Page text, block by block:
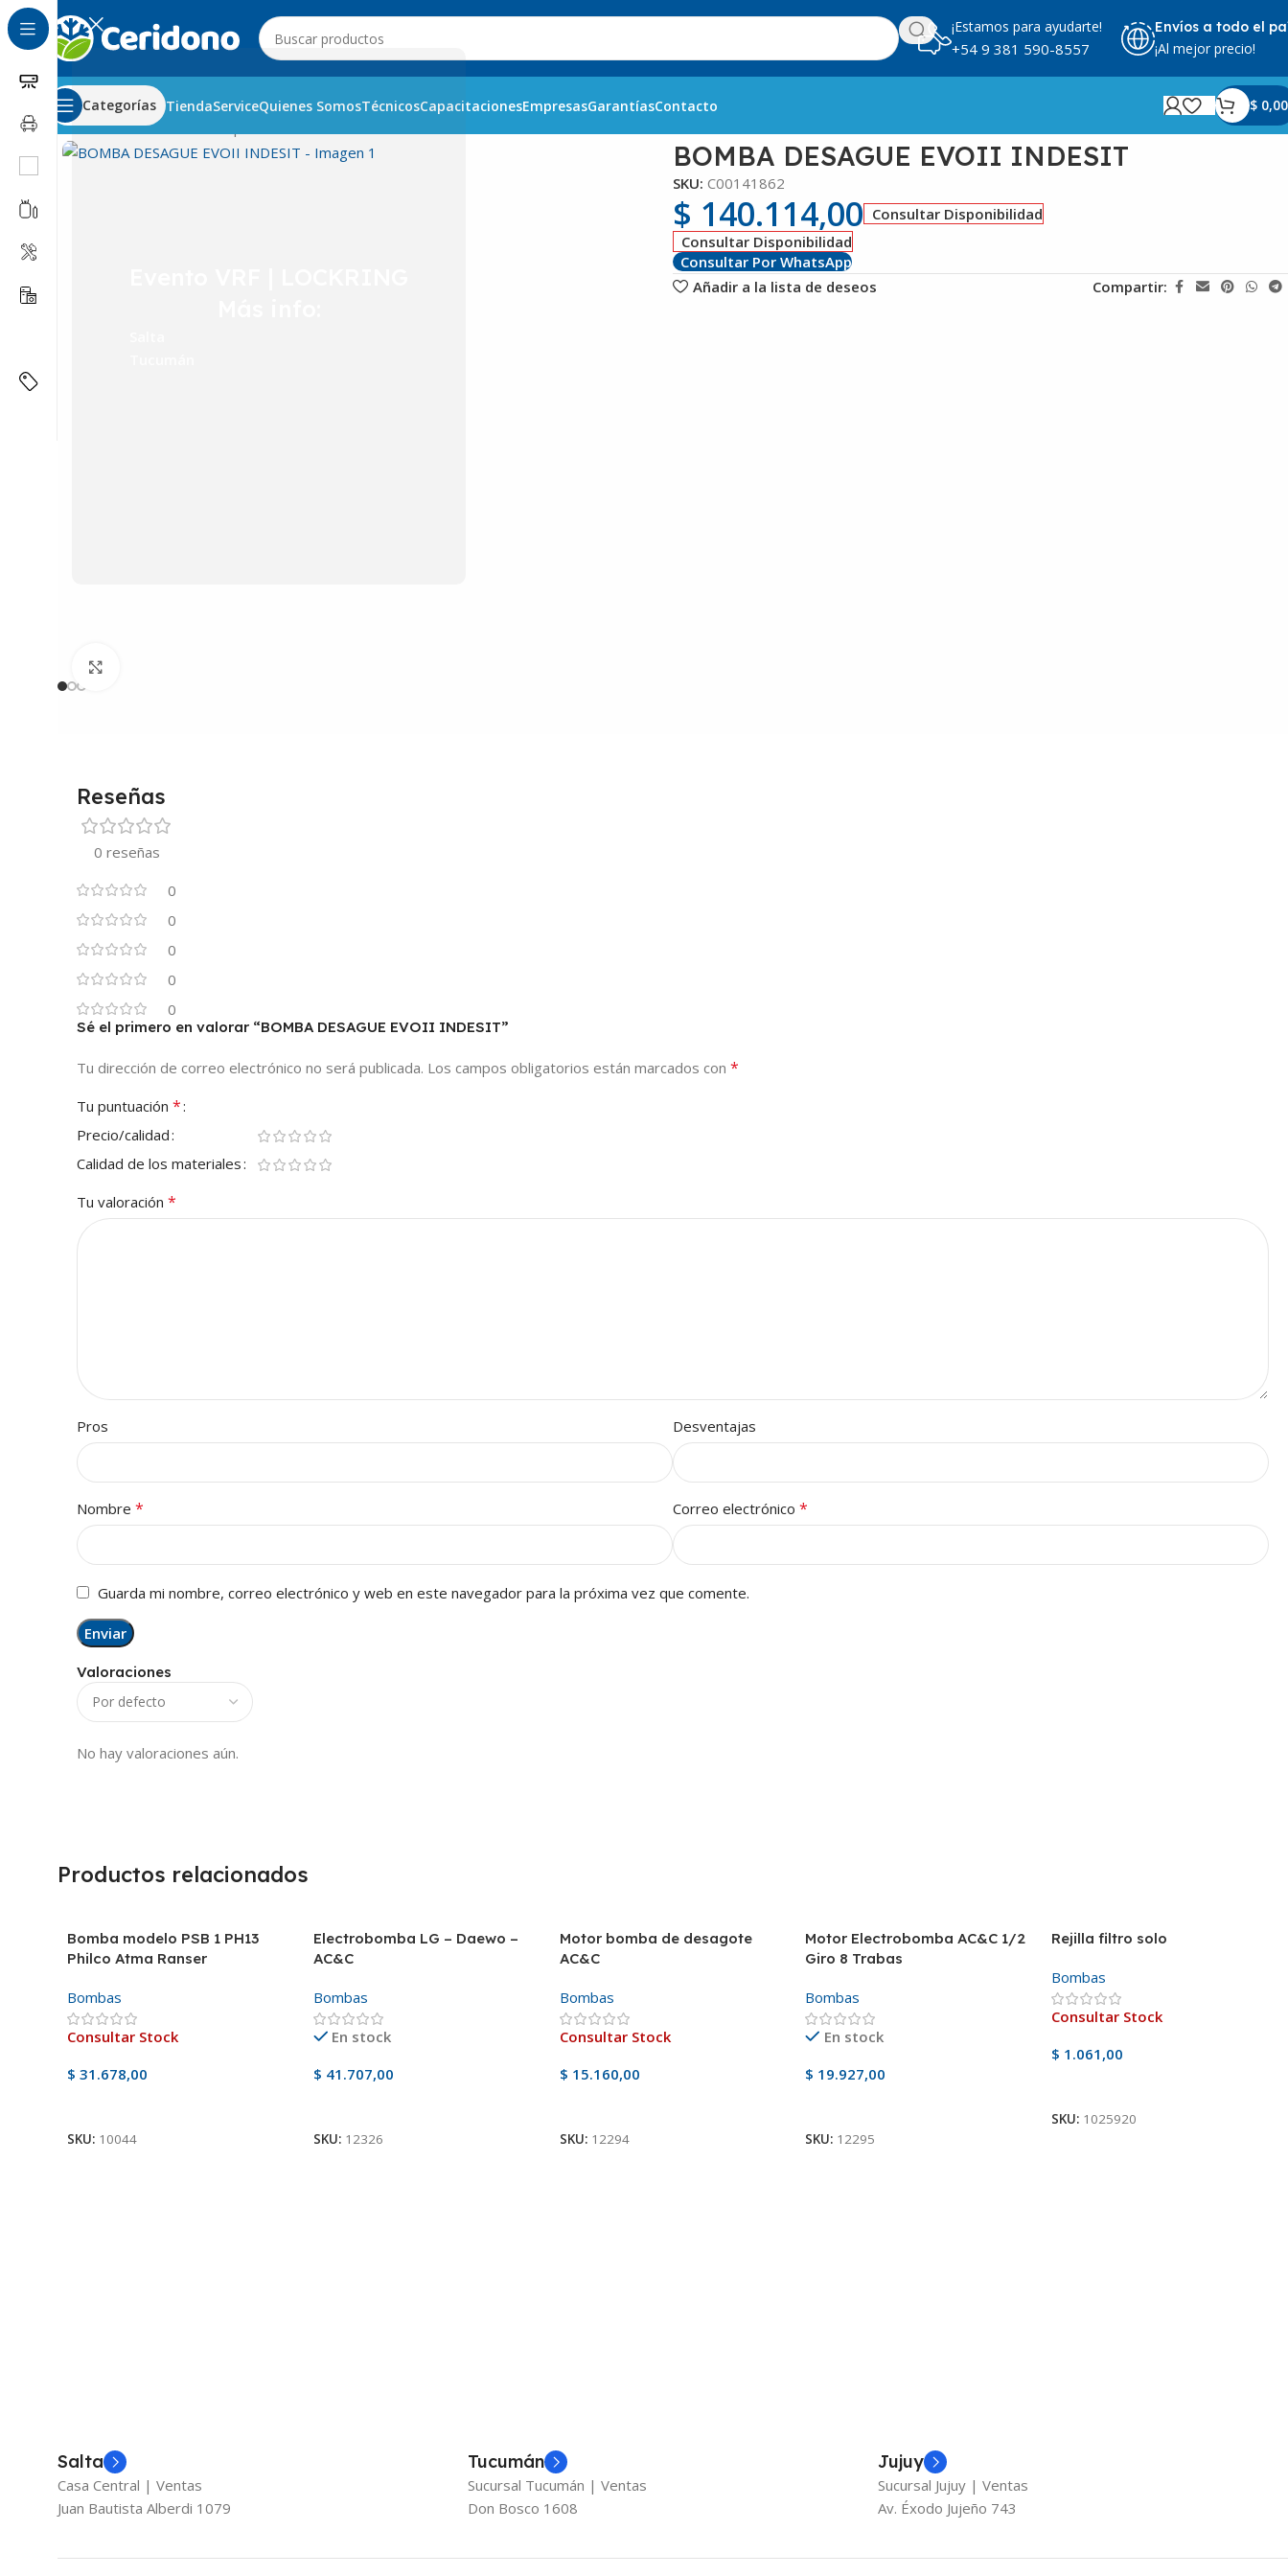
¡Estamos para ayudarte!
+54 9 381 590-8557
Envíos a todo el
¡Al mejor precio!
Categorías TiendaServiceQuienes SomosTécnicosCapacitacionesEmpresasGarantíasContacto $ 0,00
Inicio Línea Blanca
BOMBA DESAGUE EVOII INDESIT
SKU: C00141862
$ 140.114,00 Consultar Disponibilidad
Consultar Disponibilidad
Consultar Por WhatsApp
Añadir a la lista de deseos
Compartir:
Reseñas
0 reseñas
0
0
0
0
0
Valoraciones
No hay valoraciones aún.
Sé el primero en valorar “BOMBA DESAGUE EVOII INDESIT”
Tu dirección de correo electrónico no será publicada. Los campos obligatorios están marcados con *
Tu puntuación *
Precio/calidad
Calidad de los materiales
Tu valoración *
Pros Desventajas
Nombre * Correo electrónico *
Guarda mi nombre, correo electrónico y web en este navegador para la próxima vez que comente.
Productos relacionados
Bomba modelo PSB 1 PH13
Philco Atma Ranser
Bombas
Consultar Stock
$ 31.678,00
SKU: 10044
Electrobomba LG – Daewo –
AC&C
Bombas
En stock
$ 41.707,00
SKU: 12326
Motor bomba de desagote
AC&C
Bombas
Consultar Stock
$ 15.160,00
SKU: 12294
Motor Electrobomba AC&C 1/2
Giro 8 Trabas
Bombas
En stock
$ 19.927,00
SKU: 12295
Rejilla filtro solo
Bombas
Consultar Stock
$ 1.061,00
SKU: 1025920
Salta
Casa Central | Ventas
Juan Bautista Alberdi 1079
Tucumán
Sucursal Tucumán | Ventas
Don Bosco 1608
Jujuy
Sucursal Jujuy | Ventas
Av. Éxodo Jujeño 743